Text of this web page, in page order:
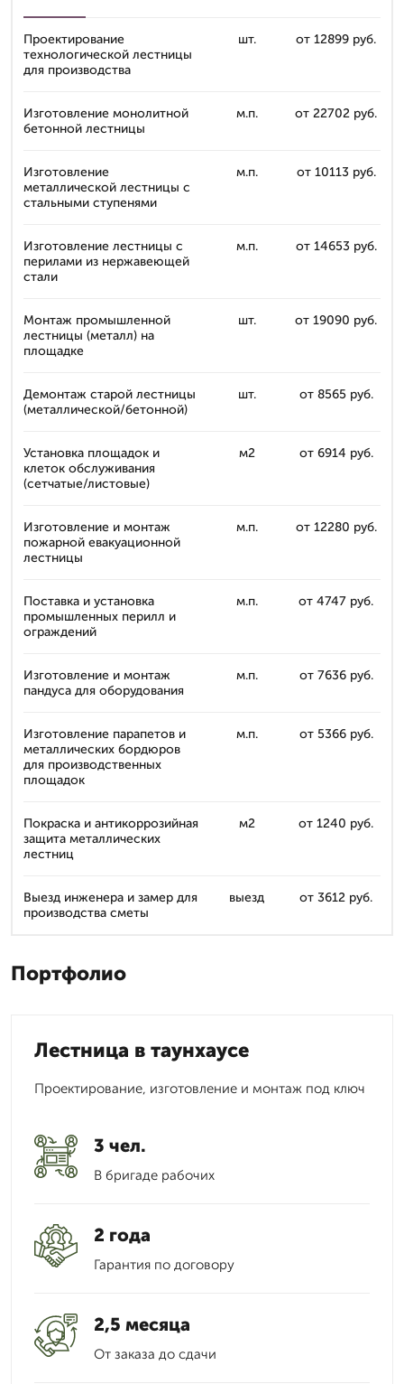
Проектирование
технологической лестницы
для производства
шт. от 12899 руб.
Изготовление монолитной
бетонной лестницы
м.п. от 22702 руб.
Изготовление
металлической лестницы с
стальными ступенями
м.п. от 10113 руб.
Изготовление лестницы с
перилами из нержавеющей
стали
м.п. от 14653 руб.
Монтаж промышленной
лестницы (металл) на
площадке
шт. от 19090 руб.
Демонтаж старой лестницы
(металлической/бетонной)
шт. от 8565 руб.
Установка площадок и
клеток обслуживания
(сетчатые/листовые)
м2 от 6914 руб.
Изготовление и монтаж
пожарной евакуационной
лестницы
м.п. от 12280 руб.
Поставка и установка
промышленных перилл и
ограждений
м.п. от 4747 руб.
Изготовление и монтаж
пандуса для оборудования
м.п. от 7636 руб.
Изготовление парапетов и
металлических бордюров
для производственных
площадок
м.п. от 5366 руб.
Покраска и антикоррозийная
защита металлических
лестниц
м2 от 1240 руб.
Выезд инженера и замер для
производства сметы
выезд от 3612 руб.
Портфолио
Лестница в таунхаусе
Проектирование, изготовление и монтаж под ключ
3 чел.
В бригаде рабочих
2 года
Гарантия по договору
2,5 месяца
От заказа до сдачи